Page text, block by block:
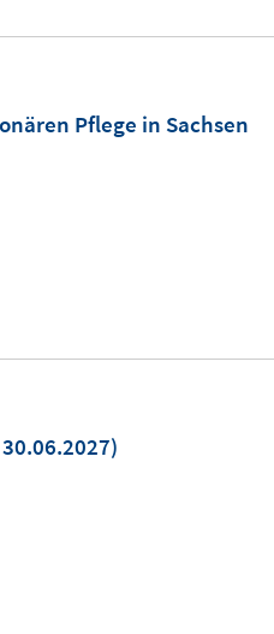
Pflege in Sachsen